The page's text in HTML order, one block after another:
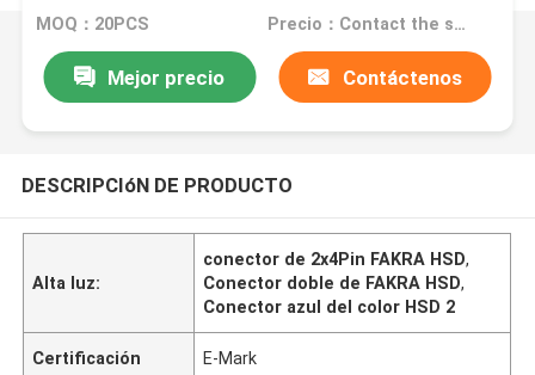
MOQ：20PCS Precio：Contact the seller
Mejor precio Contáctenos
DESCRIPCIóN DE PRODUCTO
Alta luz:
conector de 2x4Pin FAKRA HSD,
Conector doble de FAKRA HSD,
Conector azul del color HSD 2
Certificación E-Mark